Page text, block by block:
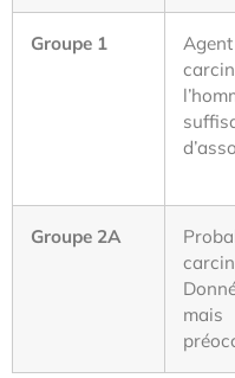
Groupe 1
Agent
Groupe 2A
mais